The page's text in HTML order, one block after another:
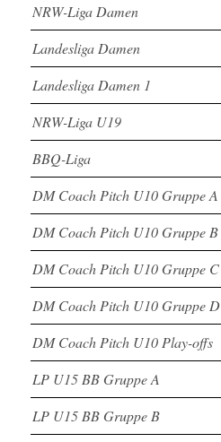
NRW-Liga Damen
Landesliga Damen
Landesliga Damen 1
NRW-Liga U19
BBQ-Liga
DM Coach Pitch U10 Gruppe A
DM Coach Pitch U10 Gruppe B
DM Coach Pitch U10 Gruppe C
DM Coach Pitch U10 Gruppe D
DM Coach Pitch U10 Play-offs
LP U15 BB Gruppe A
LP U15 BB Gruppe B